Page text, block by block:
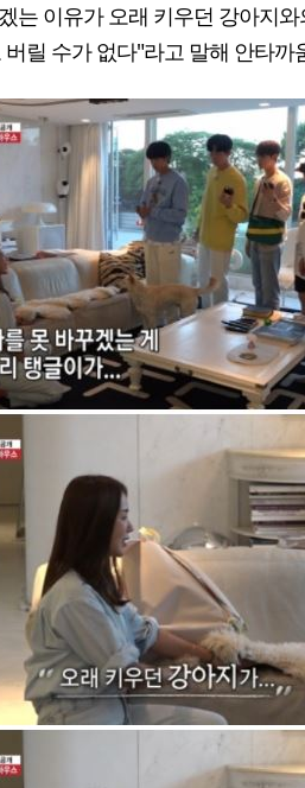
는 이유가 오래 키우던 강아지
릴 수가 없다"라고 말해 안타까